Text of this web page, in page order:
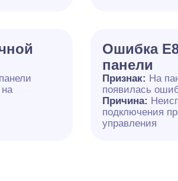
на
Ошибка
панели
Признак: На
появилась
Причина:
подключения
управления